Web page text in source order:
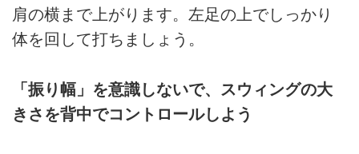
肩の横まで上がります。左足の上でしっかり
体を回して打ちましょう。
「振り幅」を意識しないで、スウィングの大
きさを背中でコントロールしよう